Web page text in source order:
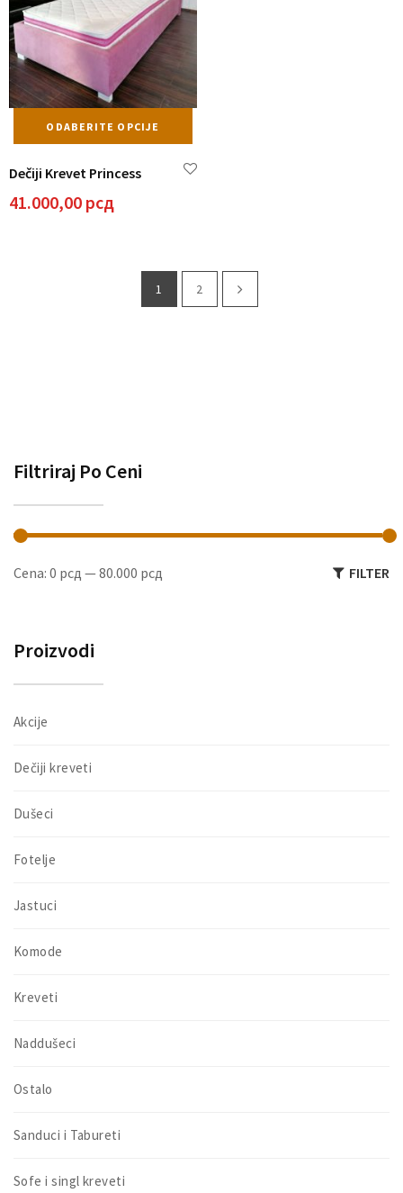
ODABERITE OPCIJE
više
izabrane
na
Dečiji Krevet Princess
41.000,00 рсд
1 2
Filtriraj Po Ceni
FILTER
Cena: 0 рсд — 80.000 рсд
Proizvodi
Akcije
Dečiji kreveti
Dušeci
Fotelje
Jastuci
Komode
Kreveti
Naddušeci
Ostalo
Sanduci i Tabureti
Sofe i singl kreveti